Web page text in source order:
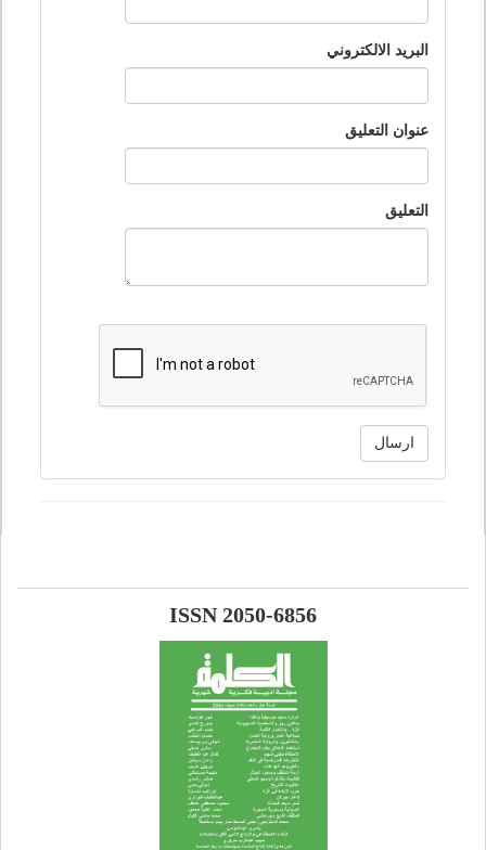
البريد الالكتروني
عنوان التعليق
التعليق
ارسال
ISSN 2050-6856